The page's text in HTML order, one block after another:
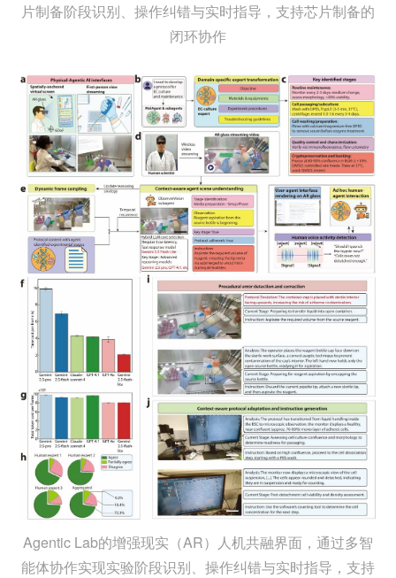
片制备阶段识别、操作纠错与实时指导，支持芯片制备的
闭环协作
Agentic Lab的增强现实（AR）人机共融界面，通过多智
能体协作实现实验阶段识别、操作纠错与实时指导，支持